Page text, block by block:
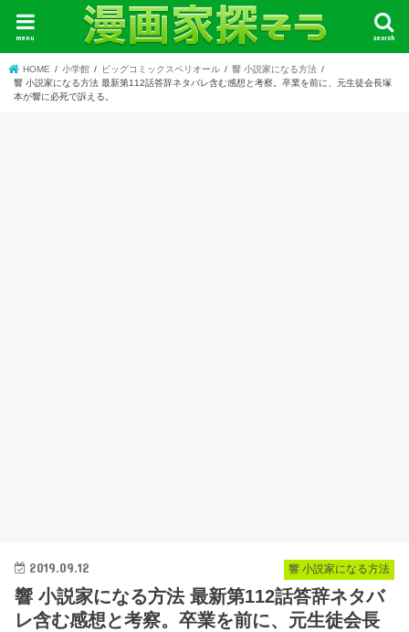
search
menu
HOME 小学館 ビッグコミックスペリオール
響 小説家になる方法
響 小説家になる方法 最新第112話答辞ネタバレ含む感想と考察。卒業を前に、元生徒会長塚
本が響に必死で訴える。
響 小説家になる方法
2019.09.12
響 小説家になる方法 最新第112話答辞ネタバ
レ含む感想と考察。卒業を前に、元生徒会長